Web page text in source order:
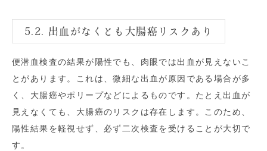
5.2. 出血がなくとも大腸癌リスクあり
便潜血検査の結果が陽性でも、肉眼では出血が見えないこ
とがあります。これは、微細な出血が原因である場合が多
く、大腸癌やポリープなどによるものです。たとえ出血が
見えなくても、大腸癌のリスクは存在します。このため、
陽性結果を軽視せず、必ず二次検査を受けることが大切で
す。